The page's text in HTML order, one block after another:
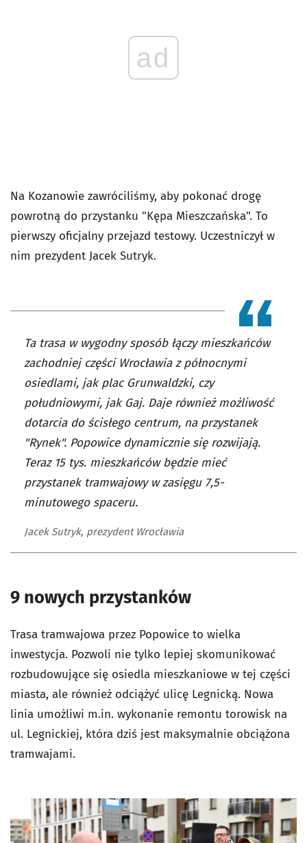
ad
Na Kozanowie zawróciliśmy, aby pokonać drogę
powrotną do przystanku "Kępa Mieszczańska". To
pierwszy oficjalny przejazd testowy. Uczestniczył w
nim prezydent Jacek Sutryk.
Ta trasa w wygodny sposób łączy mieszkańców
zachodniej części Wrocławia z północnymi
osiedlami, jak plac Grunwaldzki, czy
południowymi, jak Gaj. Daje również możliwość
dotarcia do ścisłego centrum, na przystanek
"Rynek". Popowice dynamicznie się rozwijają.
Teraz 15 tys. mieszkańców będzie mieć
przystanek tramwajowy w zasięgu 7,5-
minutowego spaceru.
Jacek Sutryk, prezydent Wrocławia
9 nowych przystanków
Trasa tramwajowa przez Popowice to wielka
inwestycja. Pozwoli nie tylko lepiej skomunikować
rozbudowujące się osiedla mieszkaniowe w tej części
miasta, ale również odciążyć ulicę Legnicką. Nowa
linia umożliwi m.in. wykonanie remontu torowisk na
ul. Legnickiej, która dziś jest maksymalnie obciążona
tramwajami.